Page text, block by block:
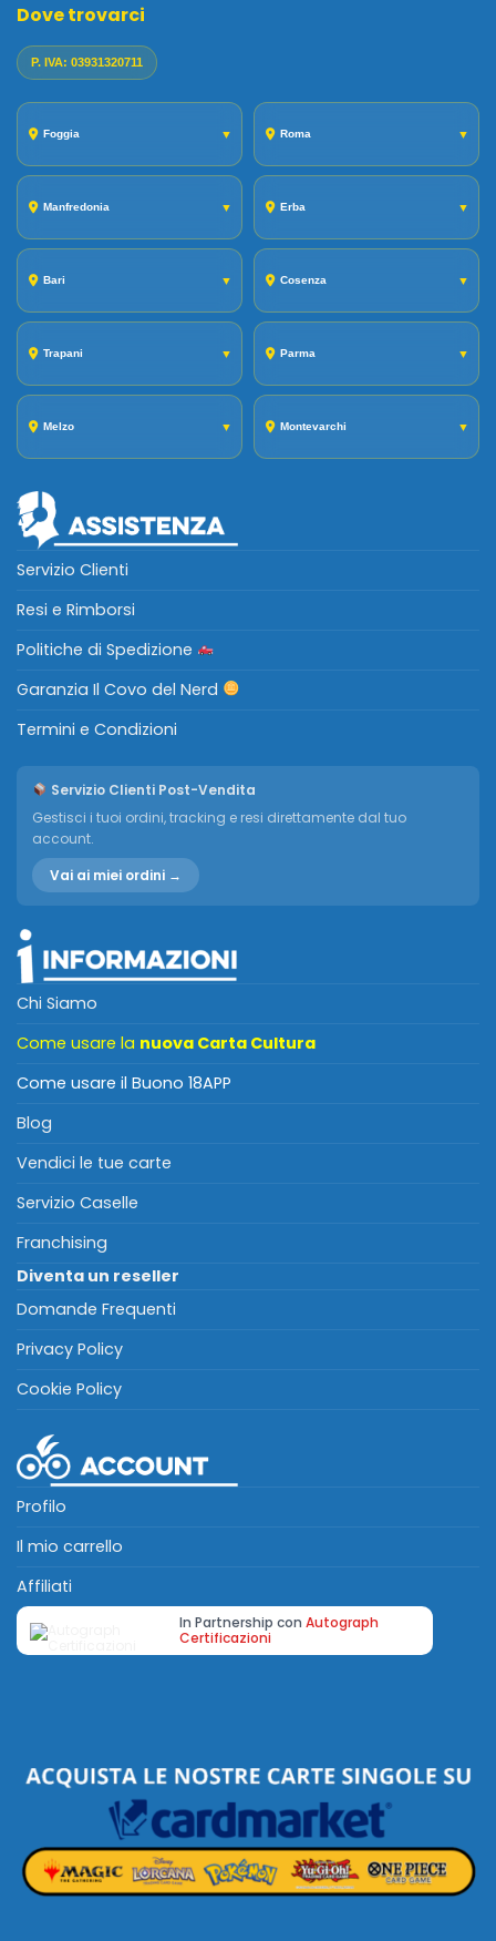
Dove trovarci
P. IVA: 03931320711
Foggia ▼ Roma ▼
Manfredonia ▼ Erba ▼
Bari ▼ Cosenza ▼
Trapani ▼ Parma ▼
Melzo ▼ Montevarchi ▼
Servizio Clienti
Resi e Rimborsi
Politiche di Spedizione
Garanzia Il Covo del Nerd
Termini e Condizioni
Servizio Clienti Post-Vendita
Gestisci i tuoi ordini, tracking e resi direttamente dal tuo
account.
Vai ai miei ordini →
Chi Siamo
Come usare la nuova Carta Cultura
Come usare il Buono 18APP
Blog
Vendici le tue carte
Servizio Caselle
Franchising
Diventa un reseller
Domande Frequenti
Privacy Policy
Cookie Policy
Profilo
Il mio carrello
Affiliati
In Partnership con Autograph
Certificazioni